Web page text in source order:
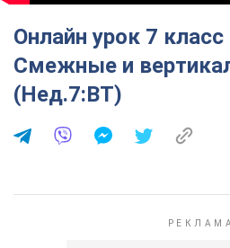
Онлайн урок 7
Смежные и
(Нед.7:ВТ)